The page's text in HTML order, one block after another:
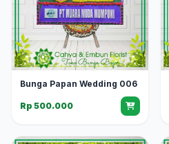
Bunga Papan Wedding 006
Rp 500.000